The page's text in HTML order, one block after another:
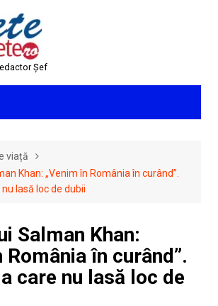
Șef
viață
Khan: „Venim în România în curând”.
lasă loc de dubii
Salman Khan:
România în curând”.
care nu lasă loc de